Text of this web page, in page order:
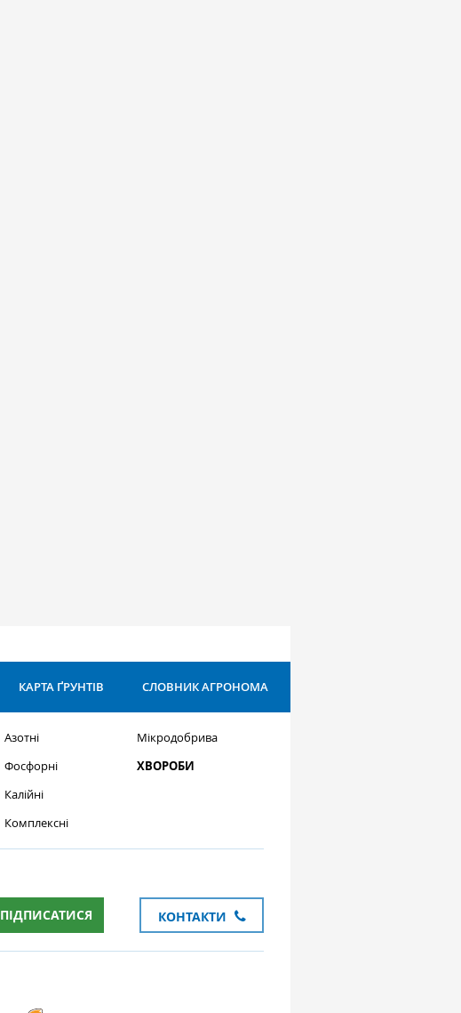
КАРТА ҐРУНТІВ СЛОВНИК АГРОНОМА
Азотні
Фосфорні
Калійні
Комплексні
Мікродобрива
ХВОРОБИ
ПІДПИСАТИСЯ КОНТАКТИ